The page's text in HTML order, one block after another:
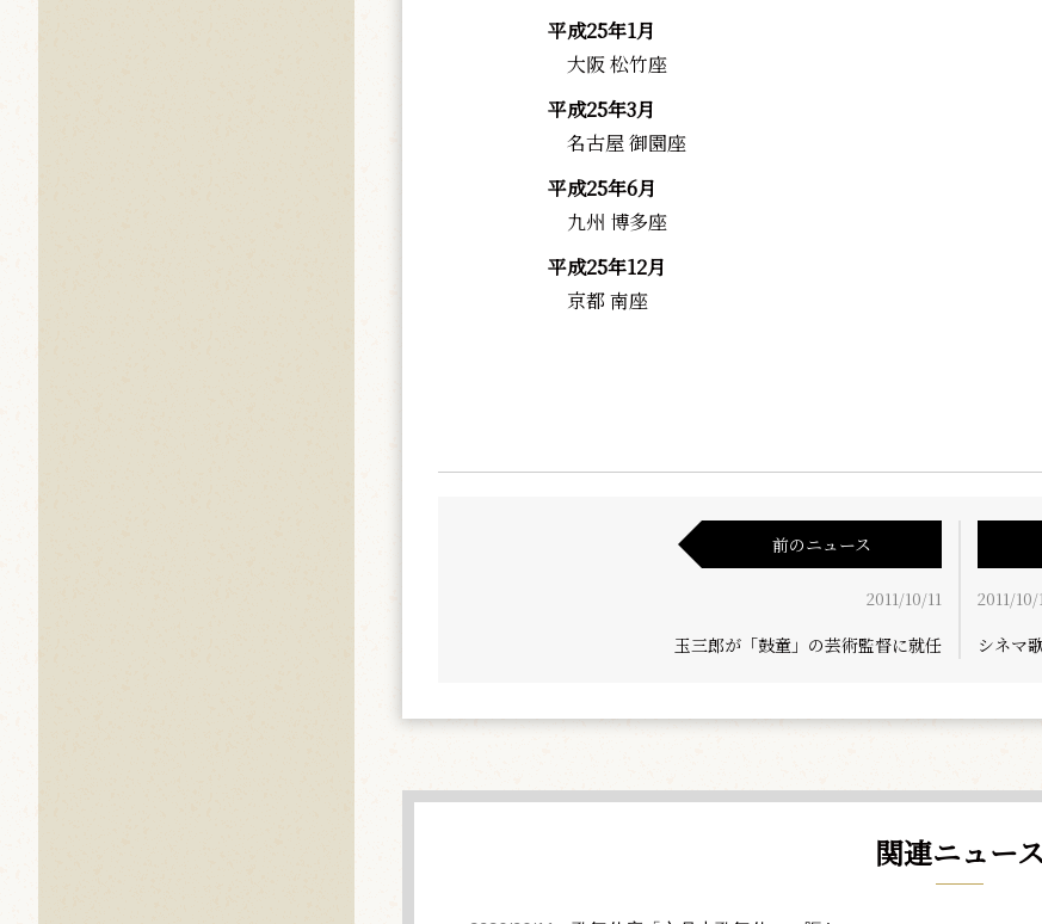
平成25年1月
大阪 松竹座
平成25年3月
名古屋 御園座
平成25年6月
九州 博多座
平成25年12月
京都 南座
前のニュース
2011/10/11
玉三郎が「鼓童」の芸術監督に就任
2011/10/
シネマ
関連ニュース